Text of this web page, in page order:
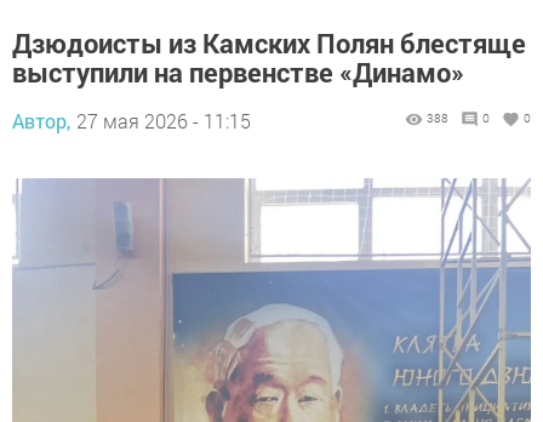
Дзюдоисты из Камских Полян блестяще
выступили на первенстве «Динамо»
Автор, 27 мая 2026 - 11:15 388 0 0